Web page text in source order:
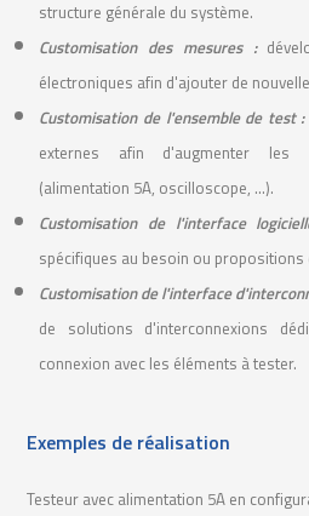
structure générale du système.
Customisation des mesures :
électroniques afin d'ajouter de
Customisation de l'ensemble de test :
externes afin d'augmenter les
(alimentation 5A, oscilloscope, ...).
Customisation de l'interface
spécifiques au besoin ou propositions
Customisation de l'interface
de solutions d'interconnexions
connexion avec les éléments à tester.
Exemples de réalisation
Testeur avec alimentation 5A en